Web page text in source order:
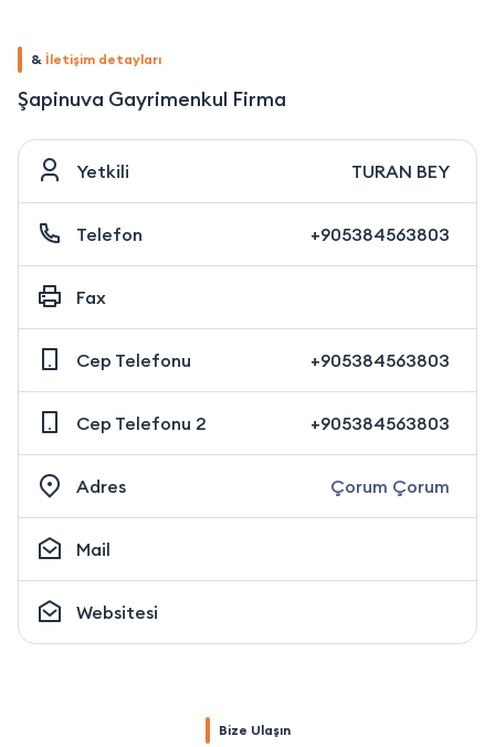
& İletişim detayları
Şapinuva Gayrimenkul Firma
Yetkili TURAN BEY
Telefon +905384563803
Fax
Cep Telefonu +905384563803
Cep Telefonu 2 +905384563803
Adres Çorum Çorum
Mail
Websitesi
Bize Ulaşın